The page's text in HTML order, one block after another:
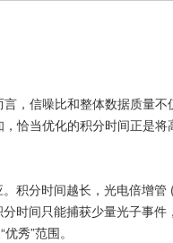
，信噪比和整体数据质量
恰当优化的积分时间正是
积分时间越长，光电倍增
时间只能捕获少量光子事
秀”范围。